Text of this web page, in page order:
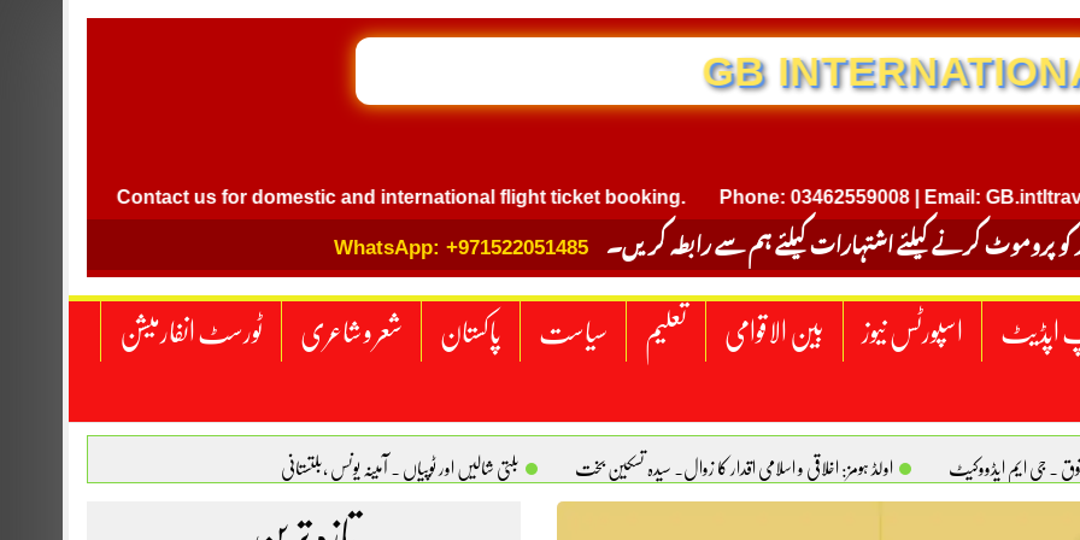
GB INTERNATIONAL TRAVEL
Contact us for domestic and international flight ticket booking. Phone: 03462559008 | Email:
کو پروموٹ کرنے کیلئے اشتہارات کیلئے ہم سے رابطہ کریں۔ WhatsApp: +971522051485
اپڈیٹ اسپورٹس نیوز بین الاقوامی تعلیم سیاست پاکستان شعر و شاعری ٹورسٹ انفارمیشن
. جی ایم ایڈووکیٹ اولڈ ہومز: اخلاقی و اسلامی اقدار کا زوال. سیدہ تسکین بخت بلتی شالیں اور ٹوپیاں . آمینہ یونس ،بلتستانی
امریکا